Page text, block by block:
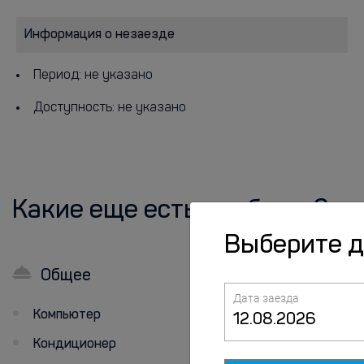
Информация о незаезде
Период: не указано
Доступность: не указано
Какие еще есть удобства?
Общее
Компьютер
Кондиционер
Люкс для
Выберите
Дата заезда